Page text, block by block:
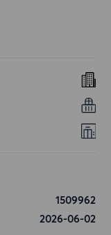
1509962
2026-06-02